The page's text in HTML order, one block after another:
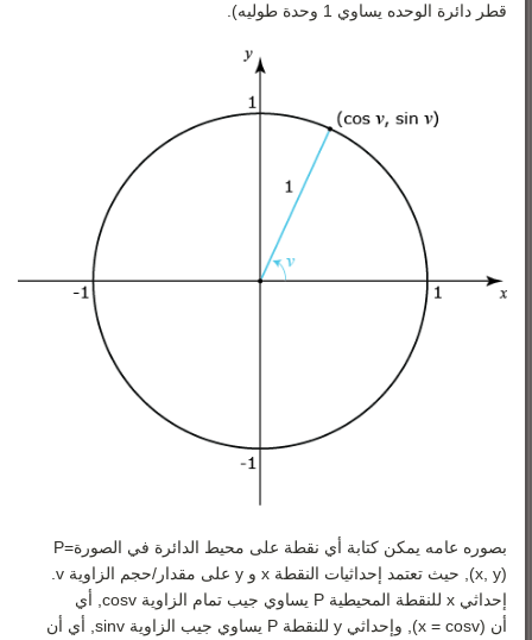
قطر دائرة الوحده يساوي 1 وحدة طوليه).
بصوره عامه يمكن كتابة أي نقطة على محيط الدائرة في الصورة P=
(x y) , حيث تعتمد إحداثيات النقطة x و y على مقدار/حجم الزاوية v
إحداثي x للنقطة المحيطية P يساوي جيب تمام الزاوية cosv
, أي
أن (
x = cosv
) , وإحداثي y للنقطة P يساوي جيب الزاوية sinv
, أي أن